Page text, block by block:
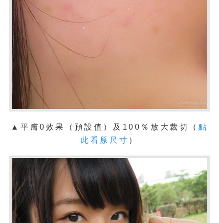
▲平膚0效果 （預設值） 及100％放大裁切（ 點
此看原尺寸 ）